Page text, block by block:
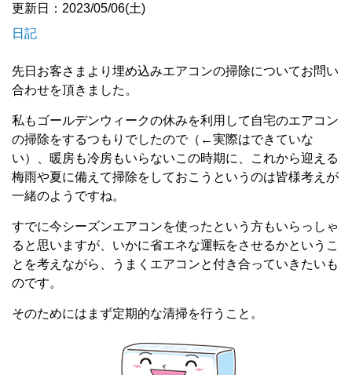
更新日：2023/05/06(土)
日記
先日お客さまより埋め込みエアコンの掃除についてお問い
合わせを頂きました。
私もゴールデンウィークの休みを利用して自宅のエアコン
の掃除をするつもりでしたので（←実際はできていな
い）、暖房も冷房もいらないこの時期に、これから迎える
梅雨や夏に備えて掃除をしておこうというのは皆様考えが
一緒のようですね。
すでに今シーズンエアコンを使ったという方もいらっしゃ
ると思いますが、いかに省エネな運転をさせるかというこ
とを考えながら、うまくエアコンと付き合っていきたいも
のです。
そのためにはまず定期的な清掃を行うこと。